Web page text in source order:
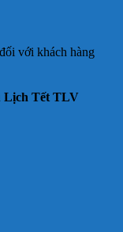
với khách hàng